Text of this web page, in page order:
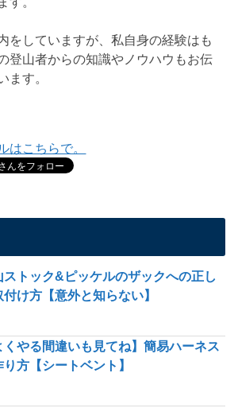
をしていますが、私自身の経験はも
登山者からの知識やノウハウもお伝
ます。
はこちらで。
ストック&ピッケルのザックへの正し
付け方【意外と知らない】
くやる間違いも見てね】簡易ハーネス
り方【シートベント】